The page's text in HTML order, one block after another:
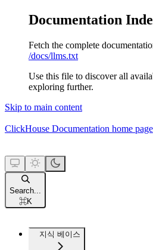
Documentation
Fetch the complete
/docs/llms.txt
Use this file to discover all
exploring further.
Skip to main content
ClickHouse Documentation home page
Search...
⌘K
지식 베이스